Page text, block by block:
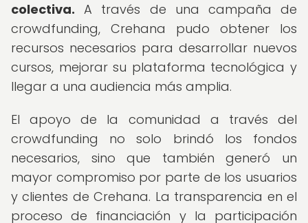
colectiva. A través de una campaña de
crowdfunding, Crehana pudo obtener los
recursos necesarios para desarrollar nuevos
cursos, mejorar su plataforma tecnológica y
llegar a una audiencia más amplia.
El apoyo de la comunidad a través del
crowdfunding no solo brindó los fondos
necesarios, sino que también generó un
mayor compromiso por parte de los usuarios
y clientes de Crehana. La transparencia en el
proceso de financiación y la participación